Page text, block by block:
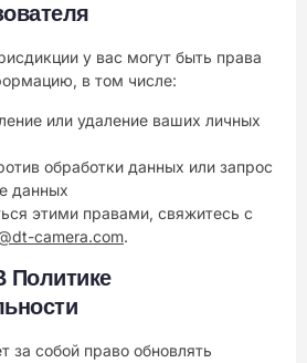
у вас могут быть права
в том числе:
или удаление ваших личных
обработки данных или запрос
данных
этими правами, свяжитесь с
camera.com.
Политике
за собой право обновлять